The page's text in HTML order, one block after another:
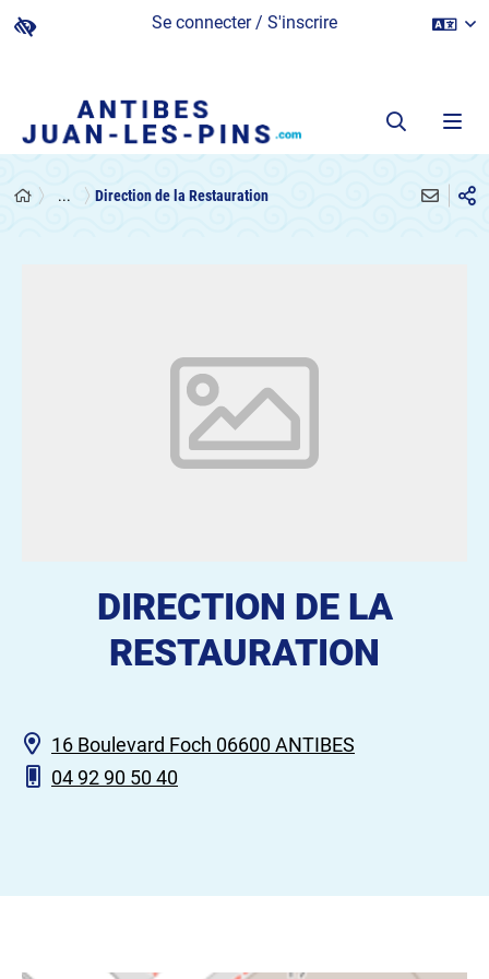
Se connecter / S'inscrire
... Direction de la Restauration
DIRECTION DE LA
RESTAURATION
16 Boulevard Foch 06600 ANTIBES
04 92 90 50 40